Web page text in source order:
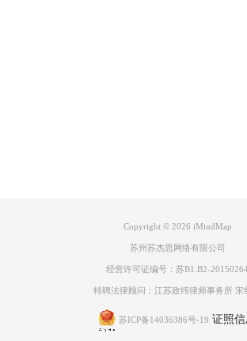
Copyright © 2026 iMindMap
苏州苏杰思网络有限公司
经营许可证编号：苏B1.B2-
特聘法律顾问：江苏政纬律师事务所 宋
苏ICP备14036386号-19 证照信